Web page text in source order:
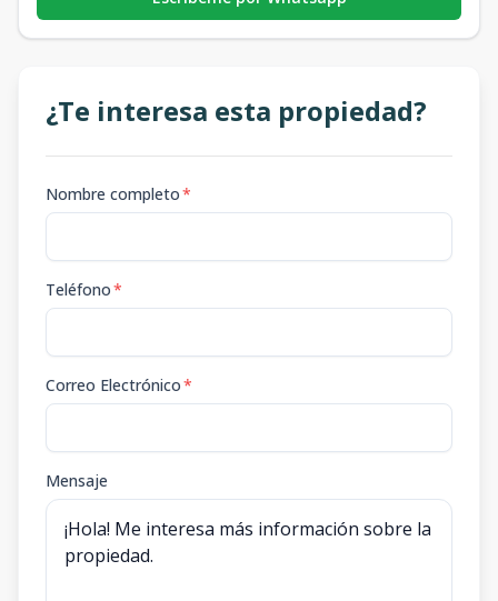
¿Te interesa esta propiedad?
Nombre completo*
Teléfono*
Correo Electrónico*
Mensaje